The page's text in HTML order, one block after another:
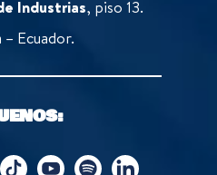
Industrias, piso 13.
– Ecuador.